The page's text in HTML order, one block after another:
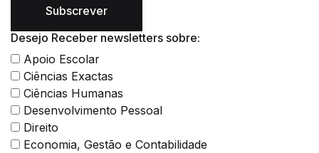
Subscrever
Desejo Receber newsletters sobre:
Apoio Escolar
Ciências Exactas
Ciências Humanas
Desenvolvimento Pessoal
Direito
Economia, Gestão e Contabilidade